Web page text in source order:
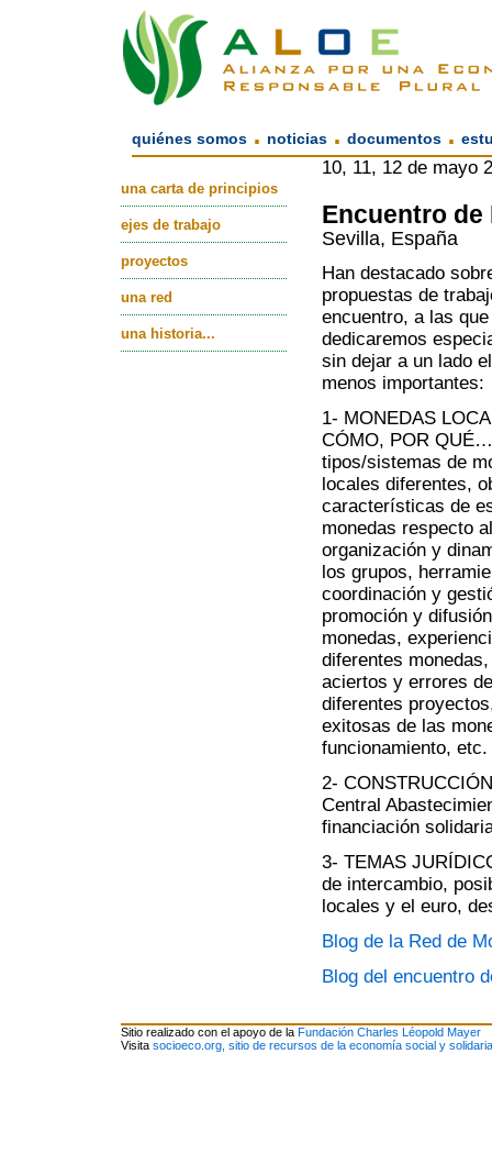
quiénes somos . noticias . documentos .
una carta de principios
ejes de trabajo
proyectos
una red
una historia...
10, 11, 12 de mayo
Encuentro de
Sevilla, España
Han destacado
propuestas de
encuentro, a las
dedicaremos
sin dejar a un lado
menos importantes:
1- MONEDAS
CÓMO, POR
tipos/sistemas de
locales diferentes,
características de
monedas respecto
organización y
los grupos,
coordinación y
promoción y
monedas,
diferentes
aciertos y errores
diferentes
exitosas de las
funcionamiento, etc.
2-
Central
financiación
3- TEMAS
de intercambio,
locales y el euro,
Blog de la Red de
Blog del encuentro
Sitio realizado con el apoyo de la Fundación Charles Léopold Mayer
Visita socioeco.org, sitio de recursos de la economía social y solidaria